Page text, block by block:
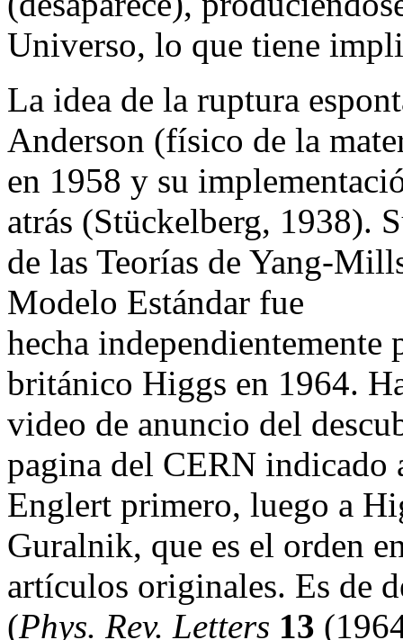
Universo, lo que tiene
La idea de la ruptura
Anderson (físico de la
en 1958 y su
atrás (Stückelberg, 1938).
de las Teorías de Yang-
Modelo Estándar fue
hecha
británico Higgs en 1964.
video de anuncio del
pagina del CERN
Englert primero, luego a
Guralnik, que es el orden
artículos originales. Es de
(Phys. Rev. Letters 13